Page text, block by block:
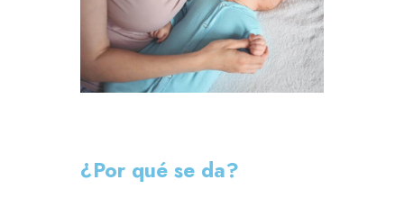
¿Por qué se da?